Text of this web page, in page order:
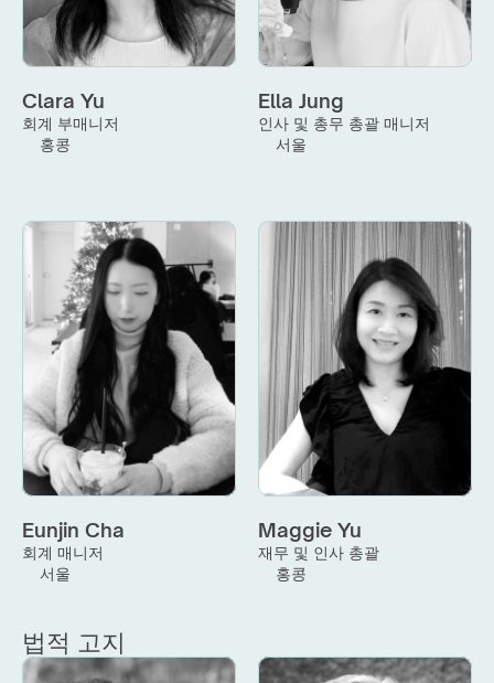
Clara Yu
회계 부매니저
홍콩
Ella Jung
인사 및 총무 총괄 매니저
서울
Eunjin Cha
회계 매니저
서울
Maggie Yu
재무 및 인사 총괄
홍콩
법적 고지